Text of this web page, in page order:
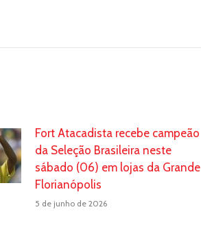
Fort Atacadista recebe campeão
da Seleção Brasileira neste
sábado (06) em lojas da Grande
Florianópolis
5 de junho de 2026